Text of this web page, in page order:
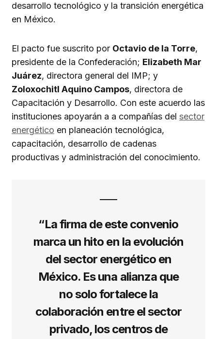
desarrollo tecnológico y la transición energética
en México.
El pacto fue suscrito por Octavio de la Torre,
presidente de la Confederación; Elizabeth Mar
Juárez, directora general del IMP; y
Zoloxochitl Aquino Campos, directora de
Capacitación y Desarrollo. Con este acuerdo las
instituciones apoyarán a a compañías del sector
energético en planeación tecnológica,
capacitación, desarrollo de cadenas
productivas y administración del conocimiento.
“La firma de este convenio
marca un hito en la evolución
del sector energético en
México. Es una alianza que
no solo fortalece la
colaboración entre el sector
privado, los centros de